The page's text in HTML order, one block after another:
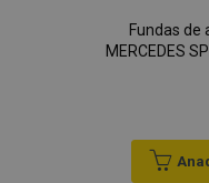
Fundas de
MERCEDES